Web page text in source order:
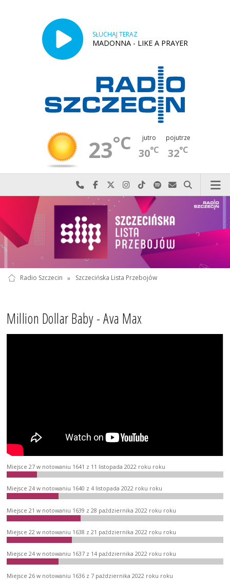
SŁUCHAJ TERAZ
MADONNA - LIKE A PRAYER
23°C jutro
30°C
pojutrze
32°C
Najlepiej po prostu do nas zadzwoń
Odwiedź nas na Facebook-u
Odwiedź nas na X
Odwiedź nas na Instagram-ie
Odwiedź nas na TikTok-u
Szukaj nas na Spotify
Wyślij do nas
Szukaj
Radio Szczecin » Szczecińska Lista Przebojów
Million Dollar Baby - Ava Max
Miejsce 27 w notowaniu 1641 z 11 listopada 2022 roku roku
Miejsce 24 w notowaniu 1640 z 4 listopada 2022 roku roku
Miejsce 21 w notowaniu 1639 z 28 października 2022 roku roku
Miejsce 22 w notowaniu 1638 z 21 października 2022 roku roku
Miejsce 24 w notowaniu 1637 z 14 października 2022 roku roku
Miejsce 26 w notowaniu 1636 z 7 października 2022 roku roku